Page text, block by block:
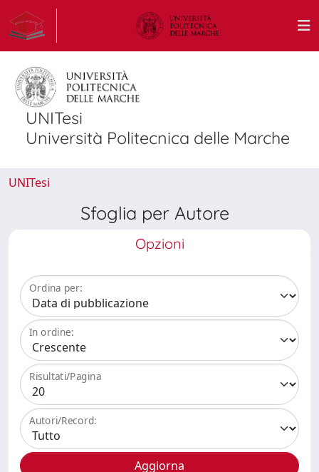
UNITesi
Università Politecnica delle Marche
UNITesi
Sfoglia per Autore
Opzioni
Ordina per:
In ordine:
Risultati/Pagina
Autori/Record: